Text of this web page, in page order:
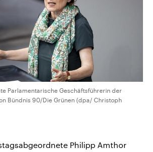
Parlamentarische Geschäftsführerin der
Bündnis 90/Die Grünen (dpa/ Christoph
Philipp Amthor